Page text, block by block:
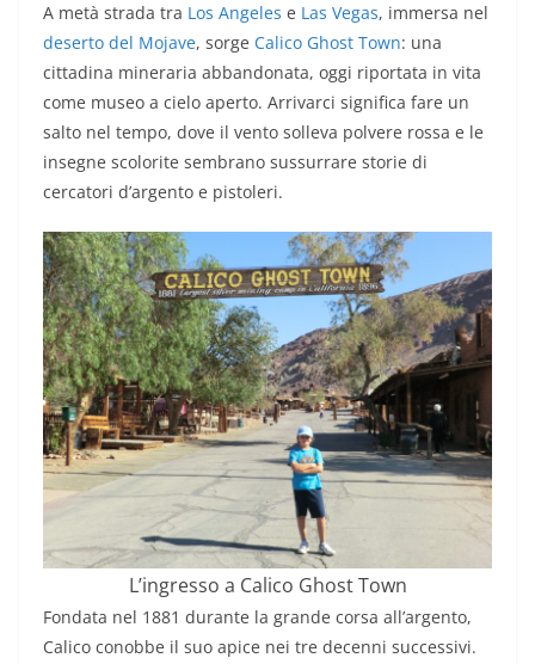
A metà strada tra Los Angeles e Las Vegas, immersa nel
deserto del Mojave, sorge Calico Ghost Town: una
cittadina mineraria abbandonata, oggi riportata in vita
come museo a cielo aperto. Arrivarci significa fare un
salto nel tempo, dove il vento solleva polvere rossa e le
insegne scolorite sembrano sussurrare storie di
cercatori d’argento e pistoleri.
L’ingresso a Calico Ghost Town
Fondata nel 1881 durante la grande corsa all’argento,
Calico conobbe il suo apice nei tre decenni successivi.